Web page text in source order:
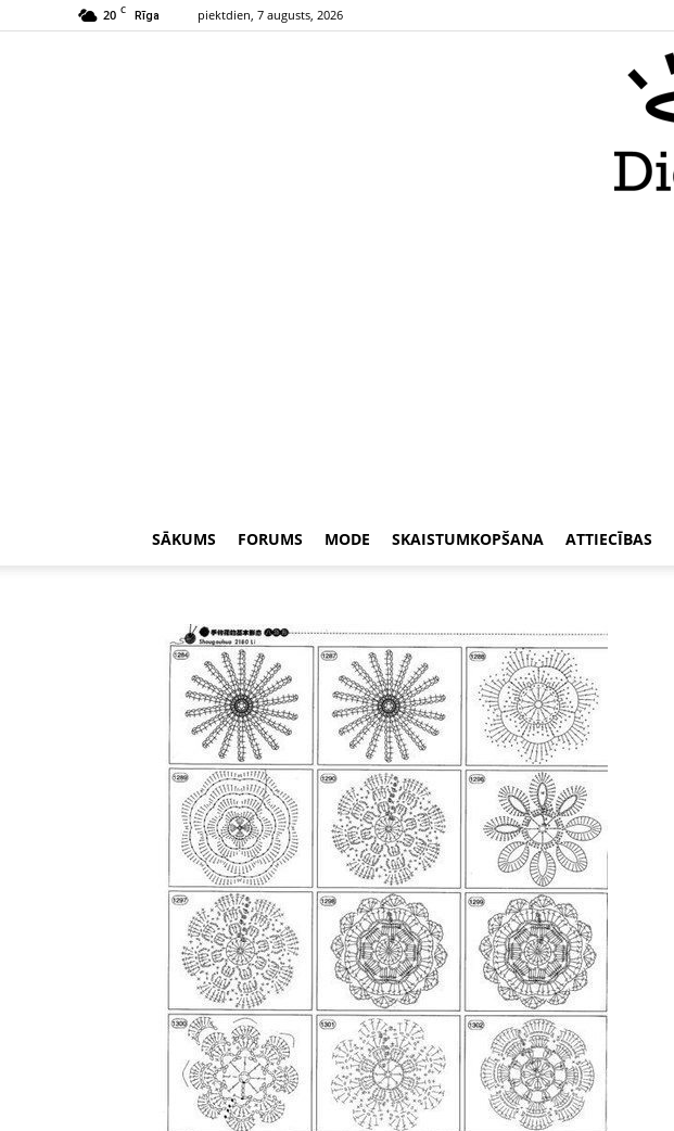
20 C Rīga piektdien, 7 augusts, 2026
SĀKUMS FORUMS MODE SKAISTUMKOPŠANA ATTIECĪBAS